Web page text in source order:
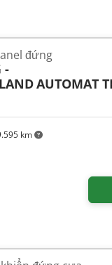
km
đứng
-
AUTOMAT